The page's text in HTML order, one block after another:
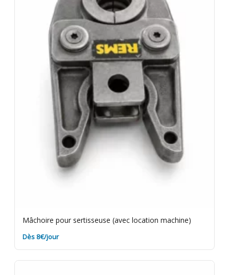
Mâchoire pour sertisseuse (avec location machine)
Dès 8€/jour